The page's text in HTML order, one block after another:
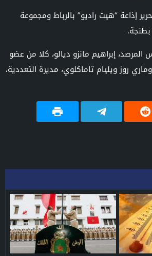
إذاعة “هيت راديو” بالرباط ومجموعة
إبراهيم مانزو ديالو، كلا من عضو
روز ويليام تاماكلوي، مديرة التعددية،